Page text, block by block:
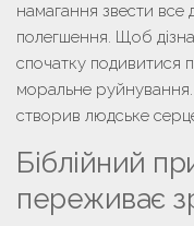
намагання звести
полегшення. Щоб
спочатку подивитися
моральне
створив людське
Біблійний
переживає